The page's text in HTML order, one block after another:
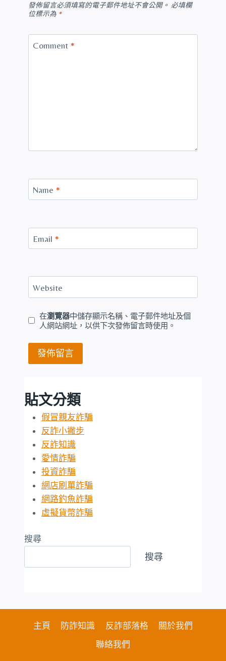
發佈留言必須填寫的電子郵件地址不會公開。 必填欄
位標示為 *
Comment *
Name *
Email *
Website
在瀏覽器中儲存顯示名稱、電子郵件地址及個
人網站網址，以供下次發佈留言時使用。
貼文分類
假冒親友詐騙
反詐小撇步
反詐知識
愛情詐騙
投資詐騙
網店刷單詐騙
網路釣魚詐騙
虛擬貨幣詐騙
搜尋
搜尋
主頁 防詐知識 反詐部落格
關於我們
聯絡我們